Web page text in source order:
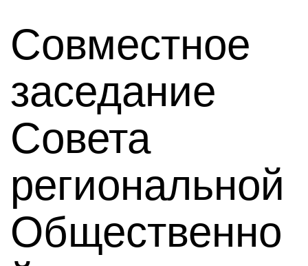
Совместное
заседание
Совета
региональной
Общественно